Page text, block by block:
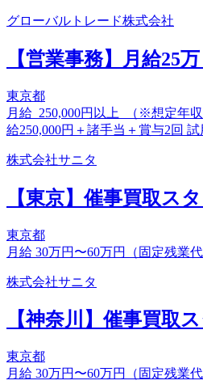
グローバルトレード株式会社
【営業事務】月給
東京都
月給 250,000円以上 （※想定年
給250,000円＋諸手当＋賞与2回
株式会社サニタ
【東京】催事買取ス
東京都
月給 30万円〜60万円（固定残業代
株式会社サニタ
【神奈川】催事買取
東京都
月給 30万円〜60万円（固定残業代